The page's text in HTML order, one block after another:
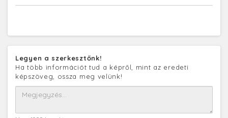
Legyen a szerkesztőnk!
Ha több információt tud a képről, mint az eredeti
képszöveg, ossza meg velünk!